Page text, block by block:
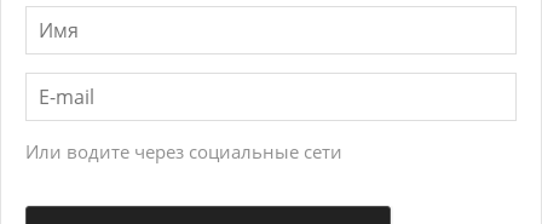
Или водите через социальные сети